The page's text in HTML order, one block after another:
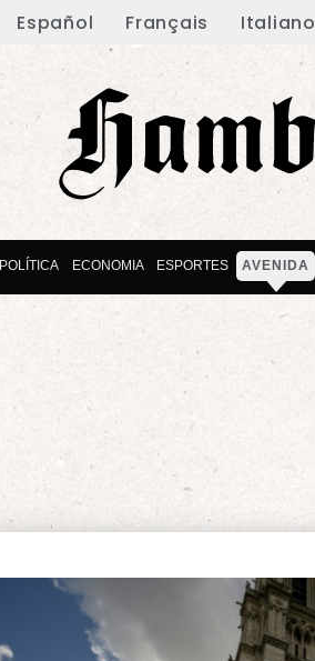
Español Français Italiano
POLÍTICA ECONOMIA ESPORTES AVENIDA